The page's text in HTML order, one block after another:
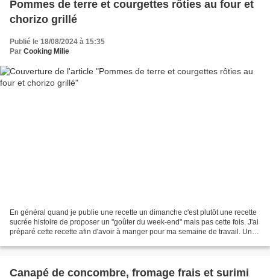
Pommes de terre et courgettes rôties au four et
chorizo grillé
Publié le 18/08/2024 à 15:35
Par Cooking Milie
En général quand je publie une recette un dimanche c'est plutôt une recette
sucrée histoire de proposer un "goûter du week-end" mais pas cette fois. J'ai
préparé cette recette afin d'avoir à manger pour ma semaine de travail. Une
Canapé de concombre, fromage frais et surimi